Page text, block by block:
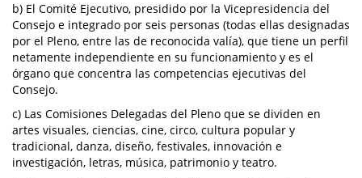
b) El Comité Ejecutivo, presidido por la Vicepresidencia del
Consejo e integrado por seis personas (todas ellas designadas
por el Pleno, entre las de reconocida valía), que tiene un perfil
netamente independiente en su funcionamiento y es el
órgano que concentra las competencias ejecutivas del
Consejo.
c) Las Comisiones Delegadas del Pleno que se dividen en
artes visuales, ciencias, cine, circo, cultura popular y
tradicional, danza, diseño, festivales, innovación e
investigación, letras, música, patrimonio y teatro.